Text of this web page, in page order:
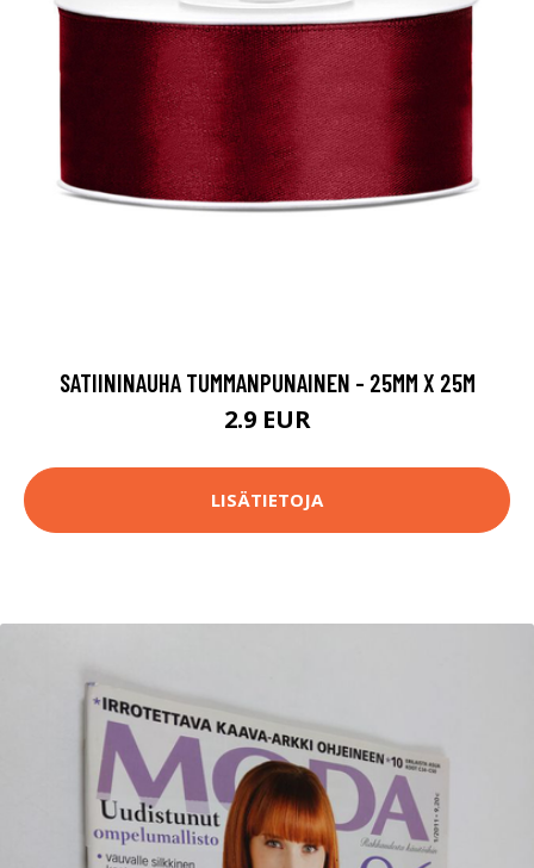
SATIININAUHA TUMMANPUNAINEN - 25MM X 25M
2.9 EUR
LISÄTIETOJA